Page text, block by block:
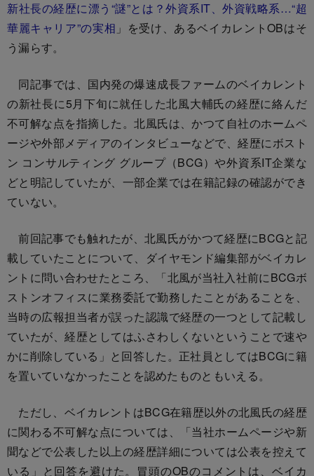
新社長の経歴に漂う“謎”とは？外資系IT、外資戦略系…“超
華麗キャリア”の実相 」を受け、あるベイカレントOBはそ
う漏らす。
同記事では、国内発の爆速成長ファームのベイカレント
の新社長に5月下旬に就任した北風大輔氏の経歴に絡んだ
不可解な点を指摘した。北風氏は、かつて自社のホームペ
ージや外部メディアのインタビューなどで、経歴にボスト
ン コンサルティング グループ（BCG）や外資系IT企業な
どと明記していたが、一部企業では在籍記録の確認ができ
ていない。
前回記事でも触れたが、北風氏がかつて経歴にBCGと記
載していたことについて、ダイヤモンド編集部がベイカレ
ントに問い合わせたところ、「北風が当社入社前にBCGボ
ストンオフィスに業務委託で勤務したことがあることを、
当時の広報担当者が誤った認識で経歴の一つとして記載し
ていたが、経歴としてはふさわしくないということで速や
かに削除している」と回答した。正社員としてはBCGに籍
を置いていなかったことを認めたものともいえる。
ただし、ベイカレントはBCG在籍歴以外の北風氏の経歴
に関わる不可解な点については、「当社ホームページや新
聞などで公表した以上の経歴詳細については公表を控えて
いる」と回答を避けた。冒頭のOBのコメントは、ベイカ